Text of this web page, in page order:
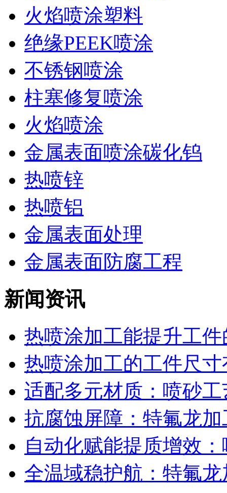
火焰喷涂塑料
绝缘PEEK喷涂
不锈钢喷涂
柱塞修复喷涂
火焰喷涂
金属表面喷涂碳化钨
热喷锌
热喷铝
金属表面处理
金属表面防腐工程
新闻资讯
热喷涂加工能提升工件
热喷涂加工的工件尺寸
适配多元材质：喷砂工
抗腐蚀屏障：特氟龙加
自动化赋能提质增效
全温域稳护航：特氟龙